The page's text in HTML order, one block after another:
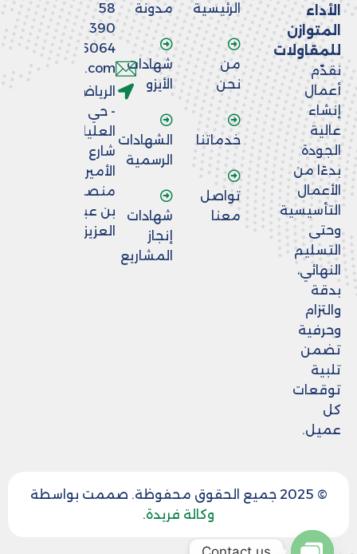
الأداء
المتوازن
للمقاولات
نقدّم
أعمال
إنشاء
عالية
الجودة
بدءًا من
الأعمال
التأسيسية
وحتى
التسليم
النهائي،
بدقة
والتزام
وحرفية
تضمن
تلبية
توقعات
كل
عميل.
الرئيسية
من
نحن
خدماتنا
تواصل
معنا
مدونة
شهادات
الأيزو
الشهادات
الرسمية
شهادات
إنجاز
المشاريع
58
390
6064
الرياض
- حي
العليا -
شارع
الأمير
منصور
بن عبد
العزيز
© 2025 جميع الحقوق محفوظة. صممت بواسطة
وكالة فريدة.